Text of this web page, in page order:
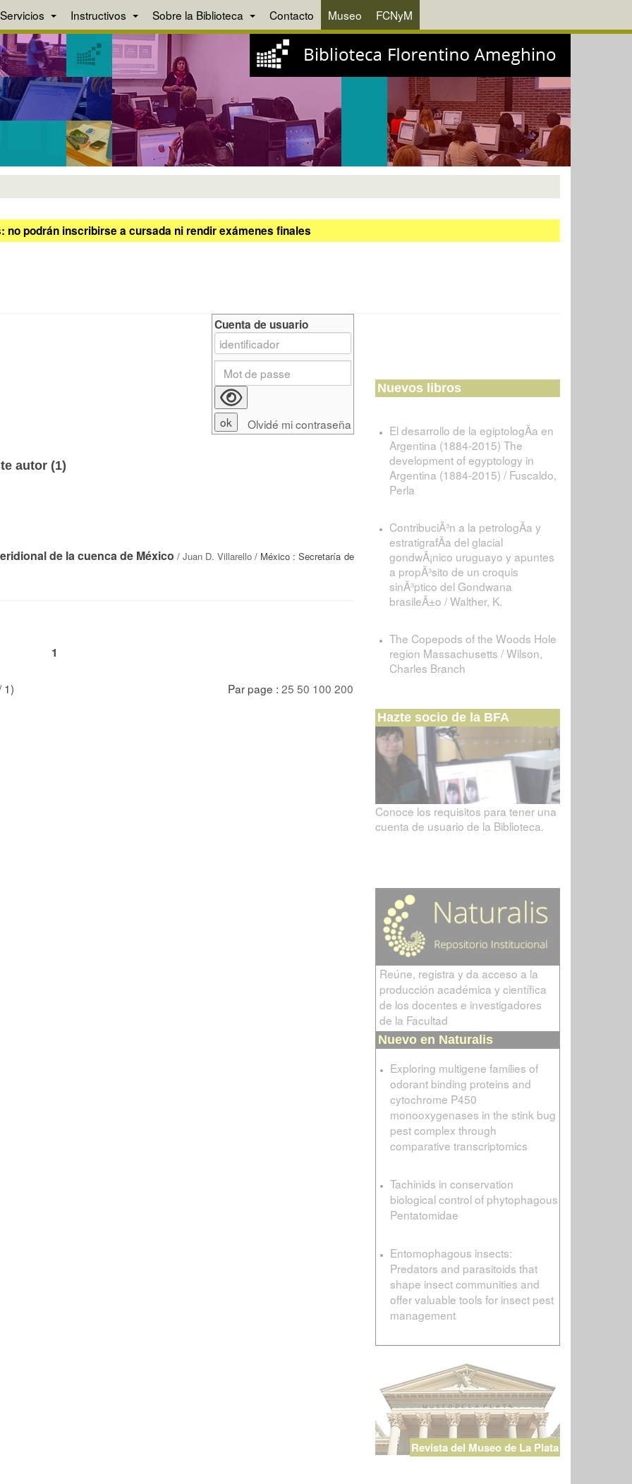
Servicios Instructivos Sobre la Biblioteca Contacto Museo FCNyM
podrán inscribirse a cursada ni rendir exámenes finales
autor (1)
de la cuenca de México /Juan D. Villarello / México : Secretaría de
1
1) Par page : 25 50 100 200
Cuenta de usuario
Olvidé mi contraseña
Nuevos libros
El desarrollo de la egiptologÃ­a en
Argentina (1884-2015) The
development of egyptology in
Argentina (1884-2015) / Fuscaldo,
Perla
ContribuciÃ³n a la petrologÃ­a y
estratigrafÃ­a del glacial
gondwÃ¡nico uruguayo y apuntes
a propÃ³sito de un croquis
sinÃ³ptico del Gondwana
brasileÃ±o / Walther, K.
The Copepods of the Woods Hole
region Massachusetts / Wilson,
Charles Branch
Hazte socio de la BFA
Conoce los requisitos para tener una
cuenta de usuario de la Biblioteca.
Reúne, registra y da acceso a la
producción académica y científica
de los docentes e investigadores
de la Facultad
Nuevo en Naturalis
Exploring multigene families of
odorant binding proteins and
cytochrome P450
monooxygenases in the stink bug
pest complex through
comparative transcriptomics
Tachinids in conservation
biological control of phytophagous
Pentatomidae
Entomophagous insects:
Predators and parasitoids that
shape insect communities and
offer valuable tools for insect pest
management
Revista del Museo de La Plata